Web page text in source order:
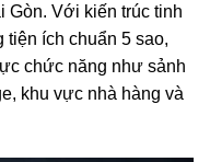
Gòn. Với kiến trúc tinh
tiện ích chuẩn 5 sao,
chức năng như sảnh
khu vực nhà hàng và